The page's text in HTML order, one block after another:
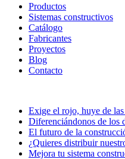
Productos
Sistemas constructivos
Catálogo
Fabricantes
Proyectos
Blog
Contacto
Exige el rojo, huye de
Diferenciándonos de los
El futuro de la
¿Quieres distribuir
Mejora tu sistema